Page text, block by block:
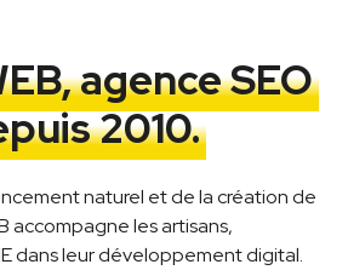
agence SEO
2010.
naturel et de la création de
accompagne les artisans,
dans leur développement digital.